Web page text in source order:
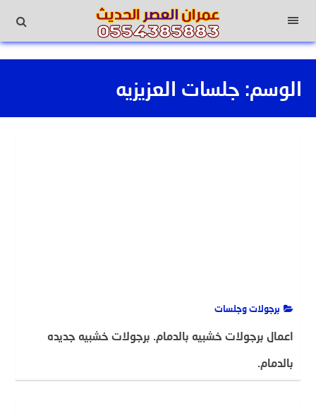
القائمة
الوسم: جلسات العزيزيه
برجولات وجلسات
اعمال برجولات خشبيه بالدمام. برجولات خشبيه جديده
بالدمام.